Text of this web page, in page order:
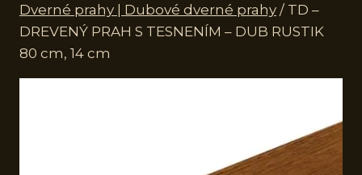
Dverné prahy | Dubové dverné prahy / TD –
DREVENÝ PRAH S TESNENÍM – DUB RUSTIK
80 cm, 14 cm